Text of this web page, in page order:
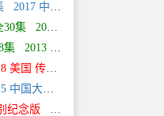
旅行类纪录片
人秀&舞台类纪录片
科学类纪录片
记类纪录片
生活类纪录片
陆 自然类纪录片